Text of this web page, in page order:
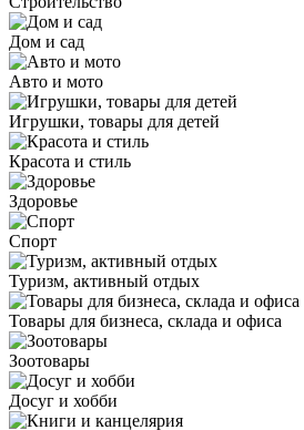
Дом и сад
Авто и мото
Игрушки, товары для детей
Красота и стиль
Здоровье
Спорт
Туризм, активный отдых
Товары для бизнеса, склада и офиса
Зоотовары
Досуг и хобби